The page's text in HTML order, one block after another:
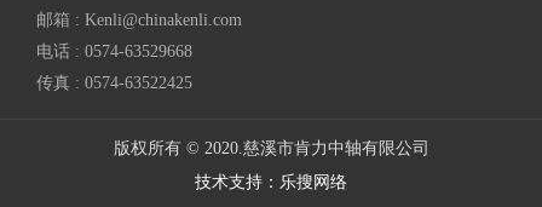
邮箱 : Kenli@chinakenli.com
电话 : 0574-63529668
传真 : 0574-63522425
版权所有 © 2020.慈溪市肯力中轴有限公司
技术支持：乐搜网络